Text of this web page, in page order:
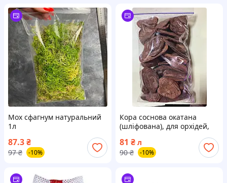
Мох сфагнум натуральний
1л
87.3₴
97 ₴ -10%
Кора соснова окатана
(шліфована), для орхідей,
81 ₴ л
90 ₴ -10%